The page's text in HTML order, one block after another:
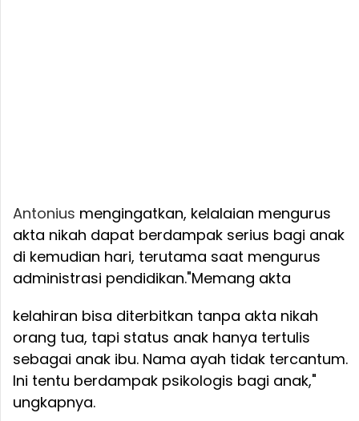
Antonius mengingatkan, kelalaian mengurus
akta nikah dapat berdampak serius bagi anak
di kemudian hari, terutama saat mengurus
administrasi pendidikan."Memang akta
kelahiran bisa diterbitkan tanpa akta nikah
orang tua, tapi status anak hanya tertulis
sebagai anak ibu. Nama ayah tidak tercantum.
Ini tentu berdampak psikologis bagi anak,"
ungkapnya.